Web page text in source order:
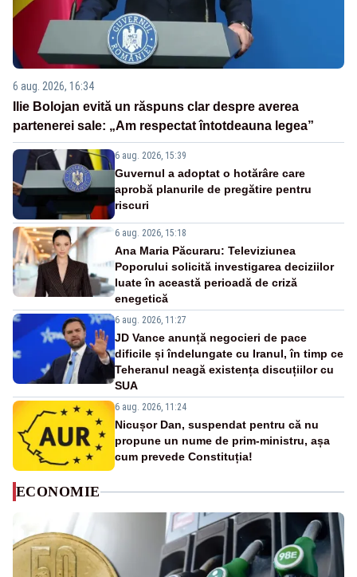
6 aug. 2026, 16:34
Ilie Bolojan evită un răspuns clar despre averea
partenerei sale: „Am respectat întotdeauna legea”
6 aug. 2026, 15:39
Guvernul a adoptat o hotărâre care
aprobă planurile de pregătire pentru
riscuri
6 aug. 2026, 15:18
Ana Maria Păcuraru: Televiziunea
Poporului solicită investigarea deciziilor
luate în această perioadă de criză
enegetică
6 aug. 2026, 11:27
JD Vance anunță negocieri de pace
dificile și îndelungate cu Iranul, în timp ce
Teheranul neagă existența discuțiilor cu
SUA
6 aug. 2026, 11:24
Nicușor Dan, suspendat pentru că nu
propune un nume de prim-ministru, așa
cum prevede Constituția!
ECONOMIE